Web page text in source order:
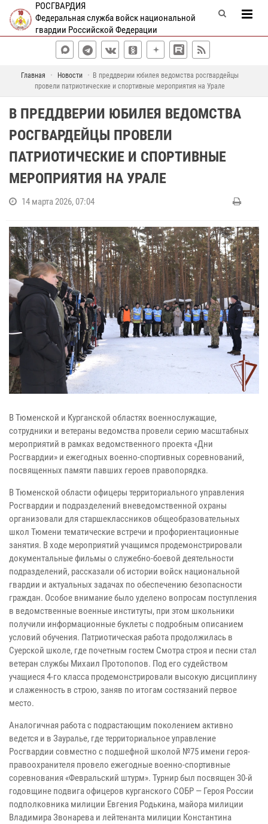
РОСГВАРДИЯ
Федеральная служба войск национальной
гвардии Российской Федерации
Главная Новости
В преддверии юбилея ведомства росгвардейцы
провели патриотические и спортивные мероприятия на Урале
В ПРЕДДВЕРИИ ЮБИЛЕЯ ВЕДОМСТВА
РОСГВАРДЕЙЦЫ ПРОВЕЛИ
ПАТРИОТИЧЕСКИЕ И СПОРТИВНЫЕ
МЕРОПРИЯТИЯ НА УРАЛЕ
14 марта 2026, 07:04
В Тюменской и Курганской областях военнослужащие,
сотрудники и ветераны ведомства провели серию масштабных
мероприятий в рамках ведомственного проекта «Дни
Росгвардии» и ежегодных военно-спортивных соревнований,
посвященных памяти павших героев правопорядка.
В Тюменской области офицеры территориального управления
Росгвардии и подразделений вневедомственной охраны
организовали для старшеклассников общеобразовательных
школ Тюмени тематические встречи и профориентационные
занятия. В ходе мероприятий учащимся продемонстрировали
документальные фильмы о служебно-боевой деятельности
подразделений, рассказали об истории войск национальной
гвардии и актуальных задачах по обеспечению безопасности
граждан. Особое внимание было уделено вопросам поступления
в ведомственные военные институты, при этом школьники
получили информационные буклеты с подробным описанием
условий обучения. Патриотическая работа продолжилась в
Суерской школе, где почетным гостем Смотра строя и песни стал
ветеран службы Михаил Протопопов. Под его судейством
учащиеся 4-го класса продемонстрировали высокую дисциплину
и слаженность в строю, заняв по итогам состязаний первое
место.
Аналогичная работа с подрастающим поколением активно
ведется и в Зауралье, где территориальное управление
Росгвардии совместно с подшефной школой №75 имени героя-
правоохранителя провело ежегодные военно-спортивные
соревнования «Февральский штурм». Турнир был посвящен 30-й
годовщине подвига офицеров курганского СОБР — Героя России
подполковника милиции Евгения Родькина, майора милиции
Владимира Звонарева и лейтенанта милиции Константина